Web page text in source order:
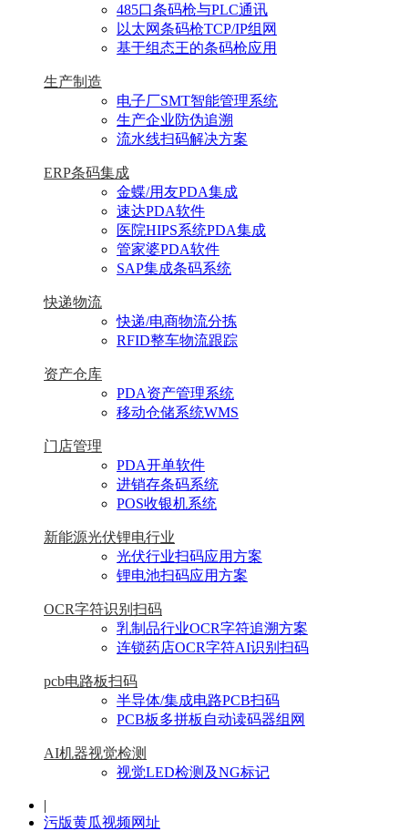
485口条码枪与PLC通讯
以太网条码枪TCP/IP组网
基于组态王的条码枪应用
生产制造
电子厂SMT智能管理系统
生产企业防伪追溯
流水线扫码解决方案
ERP条码集成
金蝶/用友PDA集成
速达PDA软件
医院HIPS系统PDA集成
管家婆PDA软件
SAP集成条码系统
快递物流
快递/电商物流分拣
RFID整车物流跟踪
资产仓库
PDA资产管理系统
移动仓储系统WMS
门店管理
PDA开单软件
进销存条码系统
POS收银机系统
新能源光伏锂电行业
光伏行业扫码应用方案
锂电池扫码应用方案
OCR字符识别扫码
乳制品行业OCR字符追溯方案
连锁药店OCR字符AI识别扫码
pcb电路板扫码
半导体/集成电路PCB扫码
PCB板多拼板自动读码器组网
AI机器视觉检测
视觉LED检测及NG标记
|
污版黄瓜视频网址